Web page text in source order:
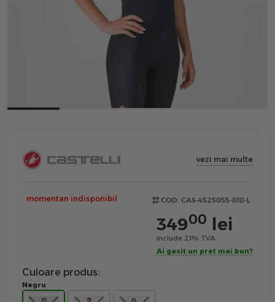
vezi mai multe
momentan indisponibil COD: CAS-4525055-010-L
34900 lei
include 21% TVA
Ai gasit un pret mai bun?
Culoare produs:
Negru